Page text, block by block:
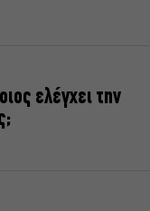
ελέγχει την